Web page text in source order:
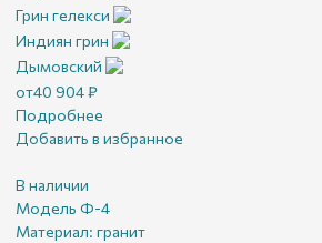
Грин гелекси
Индиян грин
Дымовский
от40 904₽
Подробнее
Добавить в избранное
В наличии
Модель Ф-4
Материал: гранит